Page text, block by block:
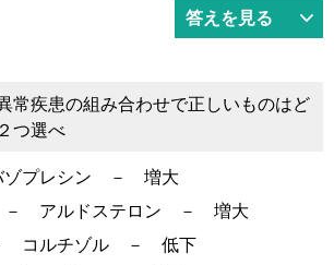
答えを見る
常疾患の組み合わせで正しいものはど
つ選べ
プレシン － 増大
－ アルドステロン － 増大
コルチゾル － 低下